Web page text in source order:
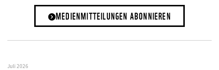
MEDIENMITTEILUNGEN ABONNIEREN
Juli 2026